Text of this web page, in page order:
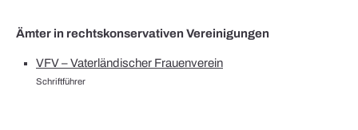
Ämter in rechtskonservativen Vereinigungen
VFV – Vaterländischer Frauenverein
Schriftführer